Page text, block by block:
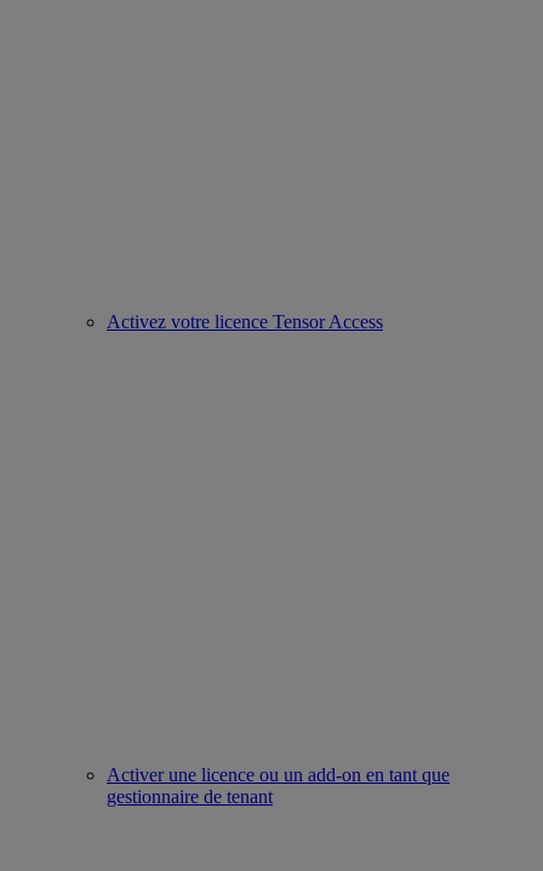
Activez votre licence Tensor Access
Activer une licence ou un add-on en tant que
gestionnaire de tenant